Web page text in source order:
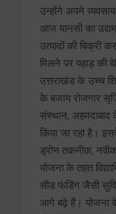
उन्होंने अपने व्यवसाय
आज मानसी का
उत्पादों की बिक्री
मिलने पर पहाड़ की
उत्तराखंड के उच्च
के बजाय रोजगार
संस्थान, अहमदाबाद
किया जा रहा है।
ड्रोन तकनीक,
योजना के तहत
सीड फंडिंग जैसी
आगे बढ़े हैं। योजना के